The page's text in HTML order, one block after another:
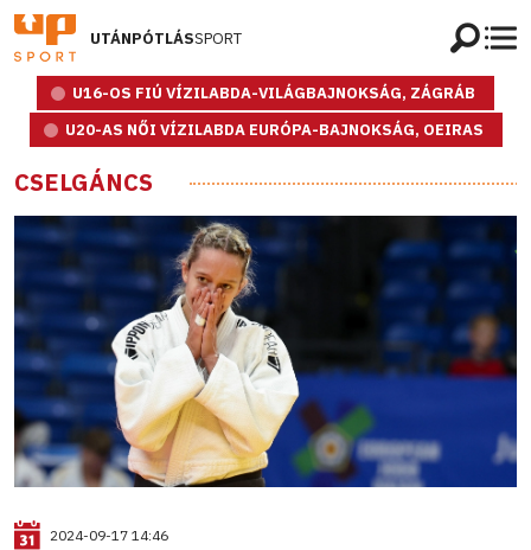
UTÁNPÓTLÁSSPORT
U16-OS FIÚ VÍZILABDA-VILÁGBAJNOKSÁG, ZÁGRÁB
U20-AS NŐI VÍZILABDA EURÓPA-BAJNOKSÁG, OEIRAS
CSELGÁNCS
2024-09-17 14:46